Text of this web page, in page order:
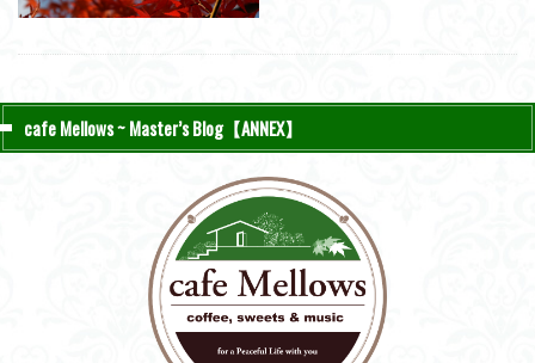
cafe Mellows ~ Master’s Blog【ANNEX】